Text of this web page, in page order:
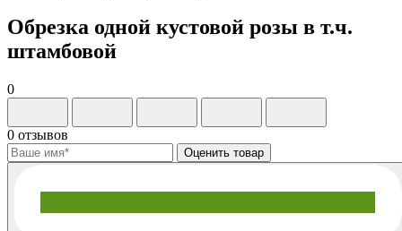
Обрезка одной кустовой розы в т.ч.
штамбовой
0
0 отзывов